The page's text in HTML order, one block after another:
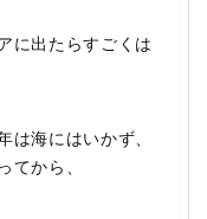
に出たらすごくは
は海にはいかず、
てから、